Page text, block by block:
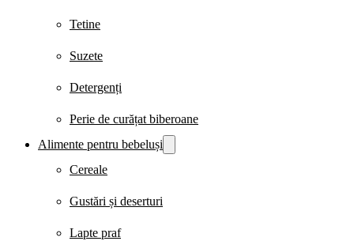
Tetine
Suzete
Detergenți
Perie de curățat biberoane
Alimente pentru bebeluși
Cereale
Gustări și deserturi
Lapte praf